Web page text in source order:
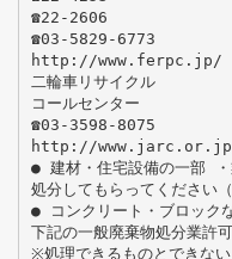
☎22-2606
☎03-5829-6773
http://www.ferpc.jp/
二輪車リサイクル
コールセンター
☎03-3598-8075
http://
● 建材・住宅設備の一部
処分してもらってください（
● コンクリート・ブロック
下記の一般廃棄物処分業許
※処理できるものとできな